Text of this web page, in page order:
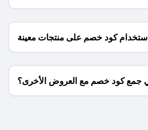
كود خصم على منتجات معينة
فقط؟
جمع كود خصم مع العروض الأخرى؟